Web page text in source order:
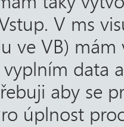
V ms
ve VB)
data
aby se
úplnost